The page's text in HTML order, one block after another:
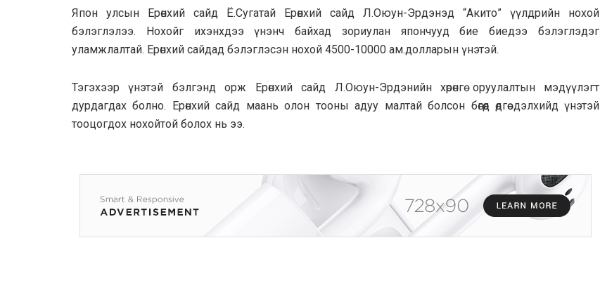
Япон улсын Ерөнхий сайд Ё.Сугатай Ерөнхий сайд Л.Оюун-Эрдэнэд “Акито” үүлдрийн нохой
бэлэглэлээ. Нохойг ихэнхдээ үнэнч байхад зориулан япончууд бие биедээ бэлэглэдэг
уламжлалтай. Ерөнхий сайдад бэлэглэсэн нохой 4500-10000 ам.долларын үнэтэй.
Тэгэхээр үнэтэй бэлгэнд орж Ерөнхий сайд Л.Оюун-Эрдэнийн хөрөнгө оруулалтын мэдүүлэгт
дурдагдах болно. Ерөнхий сайд маань олон тооны адуу малтай болсон бөгөөд өдгөө дэлхийд үнэтэй
тооцогдох нохойтой болох нь ээ.